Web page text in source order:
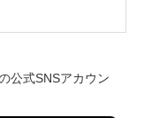
公式SNSアカウン